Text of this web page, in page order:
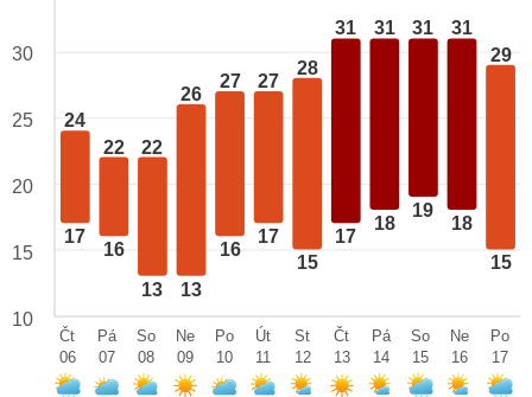
24
17
22
16
22
13
26
13
27
16
27
17
28
15
31
17
31
18
31
19
31
18
29
15
30
25
20
15
10
Čt
06
Pá
07
So
08
Ne
09
Po
10
Út
11
St
12
Čt
13
Pá
14
So
15
Ne
16
Po
17